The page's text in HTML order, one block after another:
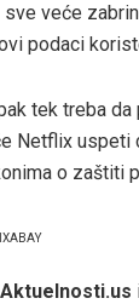
sve veće
podaci
tek treba
Netflix uspeti
o zaštiti
Aktuelnosti.us